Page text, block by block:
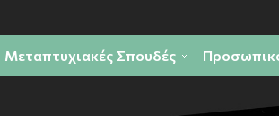
Μεταπτυχιακές Σπουδές